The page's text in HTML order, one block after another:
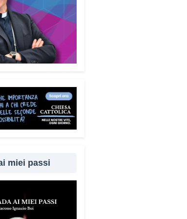
disponibile
Perché questa
difendersi dalle
la dignità
Ho voluto che questo
accessibile a tutti,
il maggior numero
È anche un
chi è stato vittima di
è solo.
Quanto è
casa e condivisa
La prevenzione
che c’è
ad aiutare fa
miei passi